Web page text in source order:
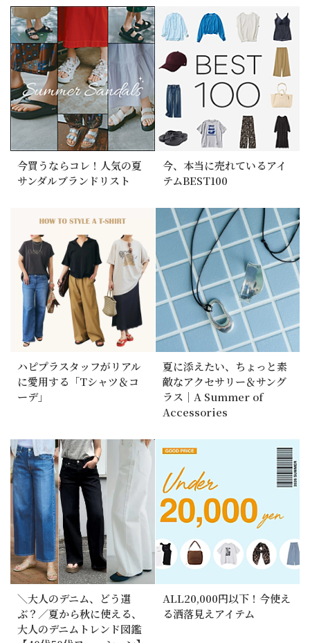
今買うならコレ！人気の夏
サンダルブランドリスト
今、本当に売れているアイ
テムBEST100
ハピプラスタッフがリアル
に愛用する「Tシャツ＆コ
ーデ」
夏に添えたい、ちょっと素
敵なアクセサリー＆サング
ラス｜A Summer of
Accessories
＼大人のデニム、どう選
ぶ？／夏から秋に使える、
大人のデニムトレンド図鑑
ALL20,000円以下！今使え
る洒落見えアイテム